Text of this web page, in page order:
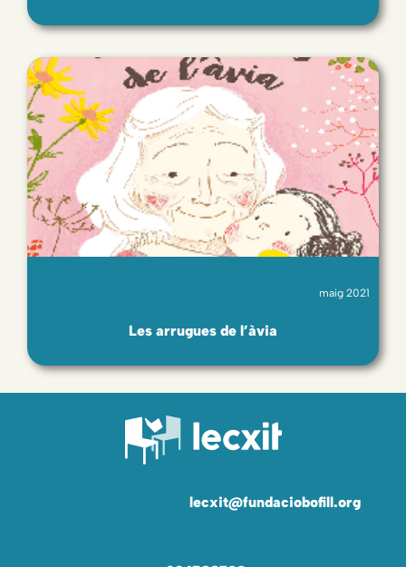
maig 2021
Les arrugues de l’àvia
lecxit@fundaciobofill.org